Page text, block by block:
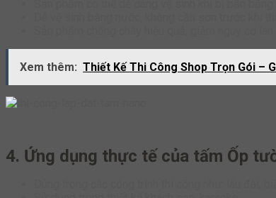
Xem thêm: Thiết Kế Thi Công Shop Trọn Gói –
4. Ứng dụng thực tế của tấm Ốp